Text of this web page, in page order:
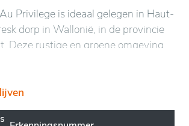
Privilege is ideaal gelegen in Haut-
dorp in Wallonië, in de provincie
Deze rustige en groene omgeving
van de natuur en is tegelijkertijd
en welzijn, met verzorgde
buitenruimtes.